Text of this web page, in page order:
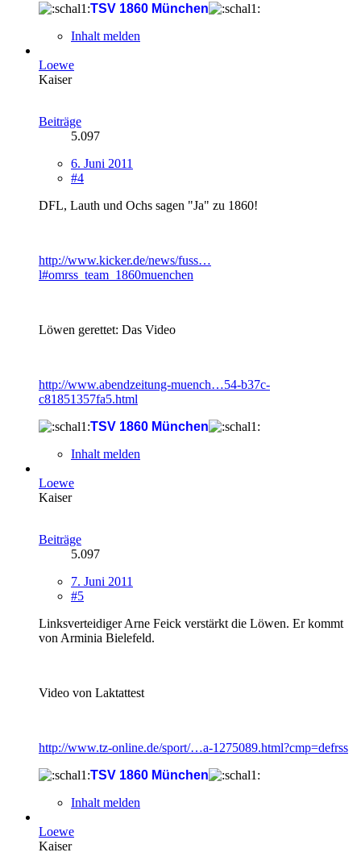
TSV 1860 München
Inhalt melden
Loewe
Kaiser
Beiträge
5.097
6. Juni 2011
#4
DFL, Lauth und Ochs sagen "Ja" zu 1860!
http://www.kicker.de/news/fuss…
l#omrss_team_1860muenchen
Löwen gerettet: Das Video
http://www.abendzeitung-muench…54-b37c-
c81851357fa5.html
TSV 1860 München
Inhalt melden
Loewe
Kaiser
Beiträge
5.097
7. Juni 2011
#5
Linksverteidiger Arne Feick verstärkt die Löwen. Er kommt
von Arminia Bielefeld.
Video von Laktattest
http://www.tz-online.de/sport/…a-1275089.html?cmp=defrss
TSV 1860 München
Inhalt melden
Loewe
Kaiser